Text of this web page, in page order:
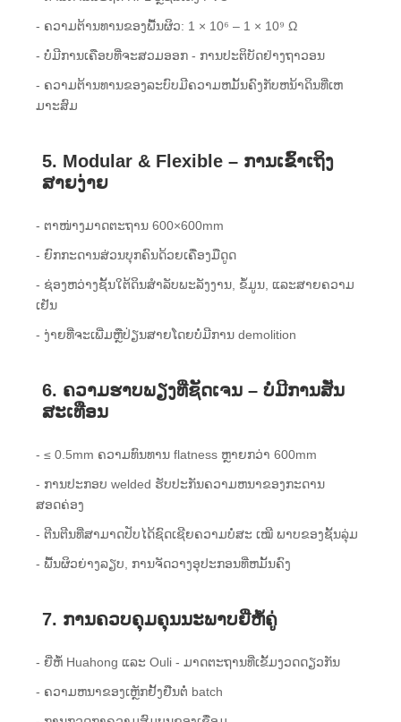
- ຄວາມຕ້ານທານຂອງພື້ນຜິວ: 1 × 10⁶ – 1 × 10⁹ Ω
- ບໍ່​ມີ​ການ​ເຄືອບ​ທີ່​ຈະ​ສວມ​ອອກ - ການ​ປະ​ຕິ​ບັດ​ຢ່າງ​ຖາ​ວອນ​
- ຄວາມຕ້ານທານຂອງລະບົບມີຄວາມຫມັ້ນຄົງກັບຫນ້າດິນທີ່ເຫ
ມາະສົມ
5. Modular & Flexible – ການເຂົ້າເຖິງ
ສາຍງ່າຍ
- ຕາໜ່າງມາດຕະຖານ 600×600mm
- ຍົກກະດານສ່ວນບຸກຄົນດ້ວຍເຄື່ອງມືດູດ
- ຊ່ອງຫວ່າງຊັ້ນໃຕ້ດິນສໍາລັບພະລັງງານ, ຂໍ້ມູນ, ແລະສາຍຄວາມ
ເຢັນ
- ງ່າຍທີ່ຈະເພີ່ມຫຼືປ່ຽນສາຍໂດຍບໍ່ມີການ demolition
6. ຄວາມຮາບພຽງທີ່ຊັດເຈນ – ບໍ່ມີການສັ່ນ
ສະເທືອນ
- ≤ 0.5mm ຄວາມທົນທານ flatness ຫຼາຍກວ່າ 600mm
- ການປະກອບ welded ຮັບປະກັນຄວາມຫນາຂອງກະດານ
ສອດຄ່ອງ
- ຕີນຕີນທີ່ສາມາດປັບໄດ້ຊົດເຊີຍຄວາມບໍ່ສະ ເໝີ ພາບຂອງຊັ້ນລຸ່ມ
- ພື້ນຜິວຍ່າງລຽບ, ການຈັດວາງອຸປະກອນທີ່ຫມັ້ນຄົງ
7. ການຄວບຄຸມຄຸນນະພາບຍີ່ຫໍ້ຄູ່
- ຍີ່ຫໍ້ Huahong ແລະ Ouli - ມາດຕະຖານທີ່ເຂັ້ມງວດດຽວກັນ
- ຄວາມຫນາຂອງເຫຼັກຢັ້ງຢືນຕໍ່ batch